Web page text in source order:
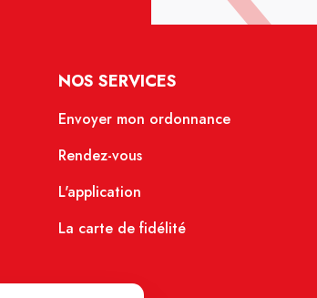
NOS SERVICES
Envoyer mon ordonnance
Rendez-vous
L'application
La carte de fidélité